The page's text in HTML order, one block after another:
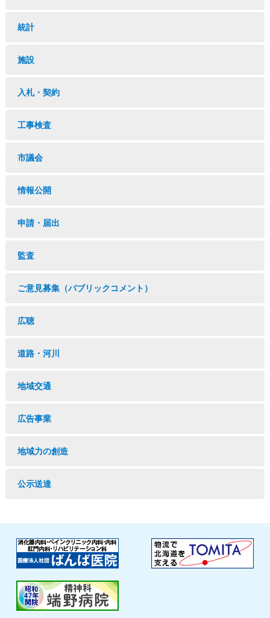
統計
施設
入札・契約
工事検査
市議会
情報公開
申請・届出
監査
ご意見募集（パブリックコメント）
広聴
道路・河川
地域交通
広告事業
地域力の創造
公示送達